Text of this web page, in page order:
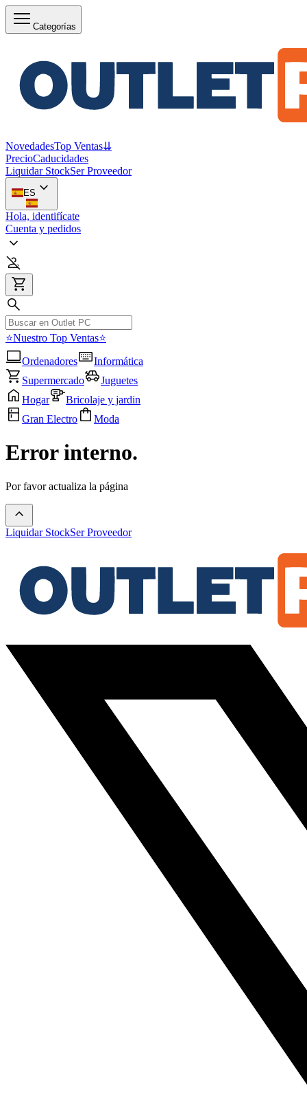
Categorías
NovedadesTop Ventas⇊
PrecioCaducidades
Liquidar StockSer Proveedor
ES
Hola, identifícate
Cuenta y pedidos
⭐Nuestro Top Ventas⭐
Ordenadores
Informática
Supermercado
Juguetes
Hogar
Bricolaje y jardin
Gran Electro
Moda
Error interno.
Por favor actualiza la página
Liquidar StockSer Proveedor